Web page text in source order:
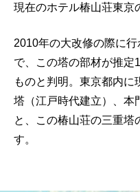
現在のホテル椿山荘東京
2010年の大改修の際に
で、この塔の部材が推定
ものと判明。東京都内
塔（江戸時代建立）、本
と、この椿山荘の三重塔
す。